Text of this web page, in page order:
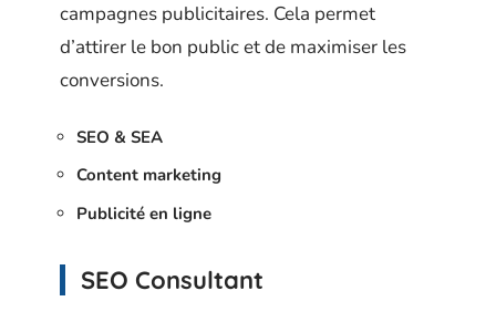
campagnes publicitaires. Cela permet
d’attirer le bon public et de maximiser les
conversions.
SEO & SEA
Content marketing
Publicité en ligne
SEO Consultant